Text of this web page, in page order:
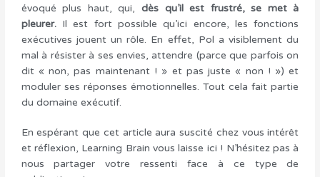
évoqué plus haut, qui, dès qu’il est frustré, se met à
pleurer. Il est fort possible qu’ici encore, les fonctions
exécutives jouent un rôle. En effet, Pol a visiblement du
mal à résister à ses envies, attendre (parce que parfois on
dit « non, pas maintenant ! » et pas juste « non ! ») et
moduler ses réponses émotionnelles. Tout cela fait partie
du domaine exécutif.
En espérant que cet article aura suscité chez vous intérêt
et réflexion, Learning Brain vous laisse ici ! N’hésitez pas à
nous partager votre ressenti face à ce type de